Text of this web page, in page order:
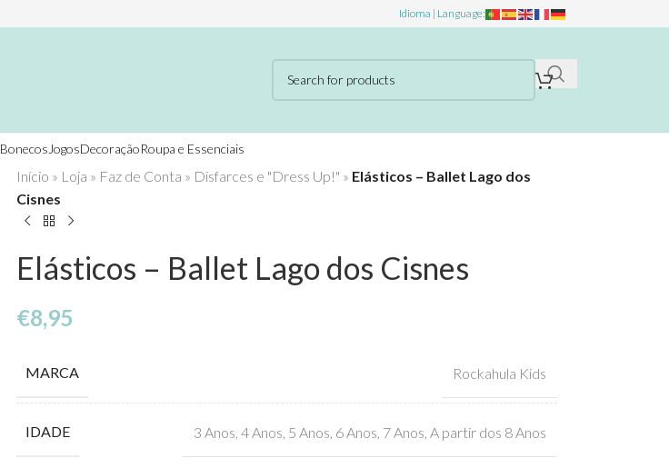
Idioma | Language:
Bonecos JogosDecoraçãoRoupa e Essenciais
Início » Loja » Faz de Conta » Disfarces e "Dress Up!" » Elásticos – Ballet Lago dos
Cisnes
Elásticos – Ballet Lago dos Cisnes
€8,95
MARCA Rockahula Kids
IDADE 3 Anos 4 Anos 5 Anos 6 Anos 7 Anos A partir dos 8 Anos